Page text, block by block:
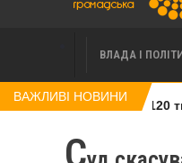
ВЛАДА І
ВАЖЛИВІ НОВИНИ
права вимоги за 120